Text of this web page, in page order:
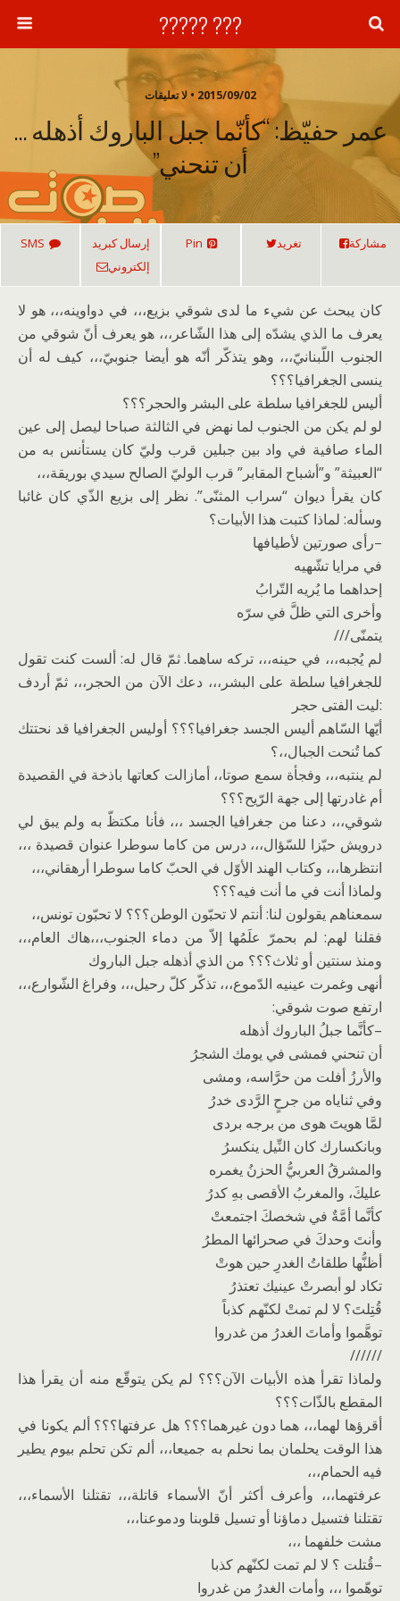
??? ?????
2015/09/02 • لا تعليقات
عمر حفيّظ: “كأنّما جبل الباروك أذهله …
أن تنحني”
مشاركة تغريد Pin
إرسال كبريد
إلكتروني
SMS
كان يبحث عن شيء ما لدى شوقي بزيع،،، في دواوينه،،، هو لا
يعرف ما الذي يشدّه إلى هذا الشّاعر،،، هو يعرف أنّ شوقي من
الجنوب اللّبنانيّ،،، وهو يتذكّر أنّه هو أيضا جنوبيّ،،، كيف له أن
ينسى الجغرافيا؟؟؟
أليس للجغرافيا سلطة على البشر والحجر؟؟؟
لو لم يكن من الجنوب لما نهض في الثالثة صباحا ليصل إلى عين
الماء صافية في واد بين جبلين قرب وليّ كان يستأنس به من
“العبيثة” و”أشباح المقابر” قرب الوليّ الصالح سيدي بوريقة،،،
كان يقرأ ديوان “سراب المثنّى”. نظر إلى بزيع الذّي كان غائبا
وسأله: لماذا كتبت هذا الأبيات؟
–رأى صورتين لأطيافها
في مرايا تشّهيه
إحداهما ما يُريه التّرابُ
وأخرى التي ظلَّ في سرّه
يتمنّى///
لم يُجبه،،، في حينه،،، تركه ساهما. ثمّ قال له: ألست كنت تقول
للجغرافيا سلطة على البشر،،، دعك الآن من الحجر،،، ثمّ أردف
:ليت الفتى حجر
أيّها السّاهم أليس الجسد جغرافيا؟؟؟ أوليس الجغرافيا قد نحتتك
كما تُنحت الجبال،،؟
لم ينتبه،،، وفجأة سمع صوتا،، أمازالت كعاتها باذخة في القصيدة
أم غادرتها إلى جهة الرّيح؟؟؟
شوقي،،، دعنا من جغرافيا الجسد ،،، فأنا مكتظّ به ولم يبق لي
درويش حيّزا للسّؤال،،، درس من كاما سوطرا عنوان قصيدة ،،،
انتظرها،،، وكتاب الهند الأوّل في الحبّ كاما سوطرا أرهقاني،،،
ولماذا أنت في ما أنت فيه؟؟؟
سمعناهم يقولون لنا: أنتم لا تحبّون الوطن؟؟؟ لا تحبّون تونس،،
فقلنا لهم: لم بحمرّ علَمُها إلاّ من دماء الجنوب،،،هاك العام،،،
ومنذ سنتين أو ثلاث؟؟؟ من الذي أذهله جبل الباروك
أنهى وغمرت عينيه الدّموع،،، تذكّر كلّ رحيل،،، وفراغ الشّوارع،،،
ارتفع صوت شوقي:
–كأنَّما جبلُ الباروك أذهله
أن تنحني فمشى في يومك الشجرُ
والأرزُ أفلت من حرَّاسه، ومشى
وفي ثناياه من جرحٍ الرَّدى خدرُ
لمَّا هويتَ هوى من برجه بردى
وبانكسارك كان النِّيل ينكسرُ
والمشرقُ العربيُّ الحزنُ يغمره
عليكَ، والمغربُ الأقصى بهِ كدرُ
كأنَّما أمَّةٌ في شخصكَ اجتمعتْ
وأنتَ وحدكَ في صحرائها المطرُ
أظنُّها طلقاتُ الغدرِ حين هوتْ
تكاد لو أبصرتْ عينيك تعتذرُ
قُتِلتَ؟ لا لم تمتْ لكنّهم كذباً
توهَّموا وأماتَ الغدرُ من غدروا
//////
ولماذا تقرأ هذه الأبيات الآن؟؟؟ لم يكن يتوقّع منه أن يقرأ هذا
المقطع بالذّات؟؟؟
أقرؤها لهما،،، هما دون غيرهما؟؟؟ هل عرفتها؟؟؟ ألم يكونا في
هذا الوقت يحلمان بما نحلم به جميعا،،، ألم تكن تحلم بيوم يطير
فيه الحمام،،،
عرفتهما،،، وأعرف أكثر أنّ الأسماء قاتلة،،، تقتلنا الأسماء،،،
تقتلنا فتسيل دماؤنا أو تسيل قلوبنا ودموعنا،،،
مشت خلفهما ،،،
–قُتلت ؟ لا لم تمت لكنّهم كذبا
توهّموا ،،، وأمات الغدرُ من غدروا